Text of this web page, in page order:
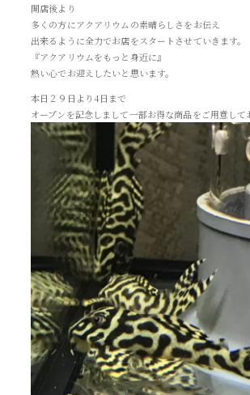
開店後より
多くの方にアクアリウムの素晴らしさをお伝え
出来るように全力でお店をスタートさせていきます。
『アクアリウムをもっと身近に』
熱い心でお迎えしたいと思います。
本日２９日より4日まで
オープンを記念しまして一部お得な商品をご用意して